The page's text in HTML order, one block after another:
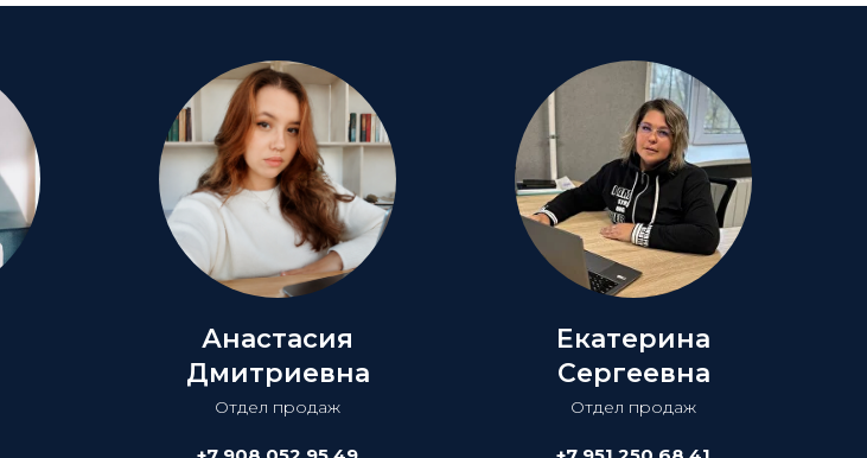
Анастасия
Дмитриевна
Отдел продаж
Екатерина
Сергеевна
Отдел продаж